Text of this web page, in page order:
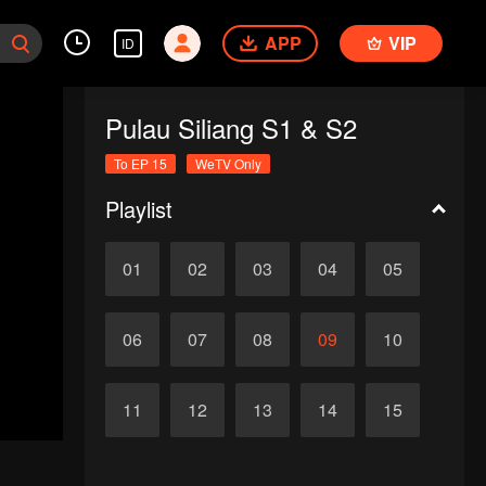
ID APP VIP
Pulau Siliang S1 & S2
To EP 15 WeTV Only
Playlist
01 02 03 04 05
06 07 08 09 10
11 12 13 14 15